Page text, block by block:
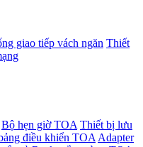
giao tiếp vách ngăn Thiết
Bộ hẹn giờ TOA Thiết bị lưu
điều khiển TOA Adapter